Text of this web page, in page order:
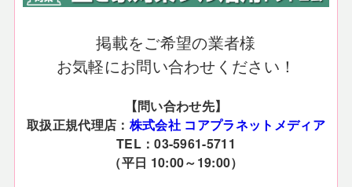
掲載をご希望の業者様
お気軽にお問い合わせください！
【問い合わせ先】
取扱正規代理店： 株式会社 コアプラネットメディア
TEL：03-5961-5711
（平日 10:00～19:00）